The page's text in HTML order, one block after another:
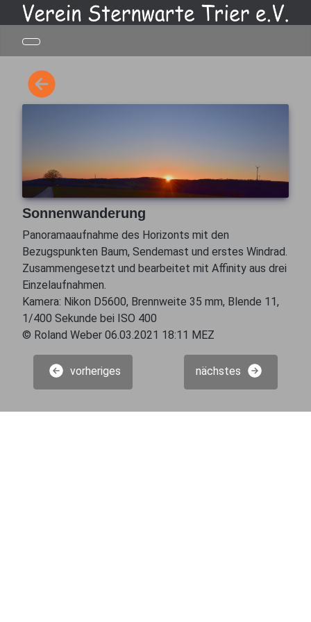
Sonnenwanderung
Panoramaaufnahme des Horizonts mit den
Bezugspunkten Baum, Sendemast und erstes Windrad.
Zusammengesetzt und bearbeitet mit Affinity aus drei
Einzelaufnahmen.
Kamera: Nikon D5600, Brennweite 35 mm, Blende 11,
1/400 Sekunde bei ISO 400
© Roland Weber 06.03.2021 18:11 MEZ
vorheriges nächstes